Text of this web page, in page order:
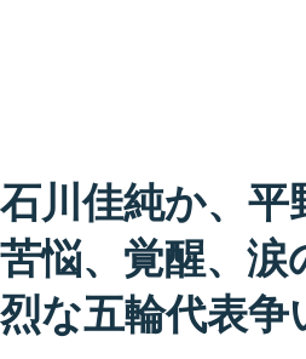
石川佳純か、
苦悩、覚醒、涙
烈な五輪代表争